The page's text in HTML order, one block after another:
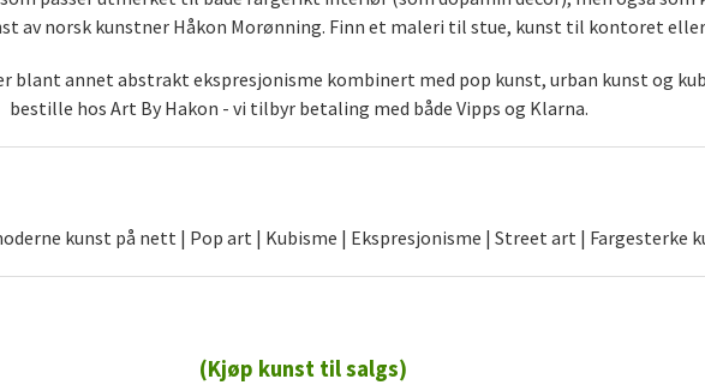
av norsk kunstner Håkon Morønning. Finn et maleri til stue, kunst til kontoret
annet abstrakt ekspresjonisme kombinert med pop kunst, urban kunst og
bestille hos Art By Hakon - vi tilbyr betaling med både Vipps og Klarna.
kunst på nett | Pop art | Kubisme | Ekspresjonisme | Street art | Fargesterke
(Kjøp kunst til salgs)